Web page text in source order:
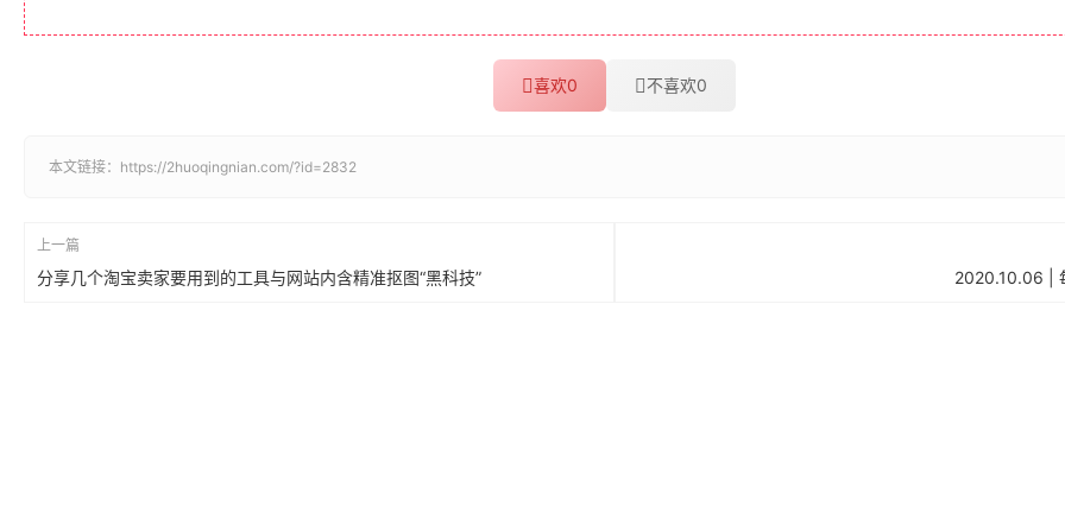
喜欢0 不喜欢0
本文链接： https://2huoqingnian.com/?id=2832
上一篇
分享几个淘宝卖家要用到的工具与网站内含精准抠图“黑科技” 2020.10.06 |